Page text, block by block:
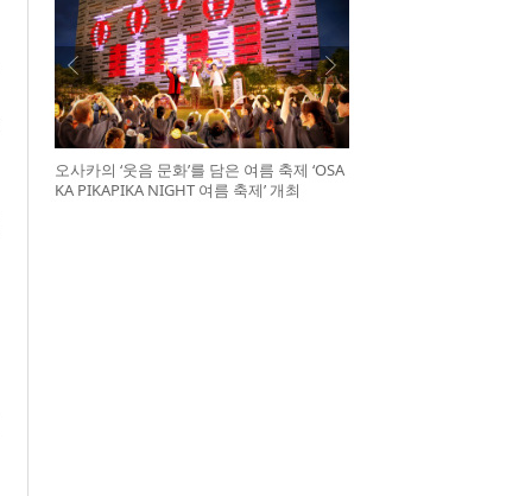
오사카의 ‘웃음 문화’를 담은 여름 축제 ‘OSA
KA PIKAPIKA NIGHT 여름 축제’ 개최